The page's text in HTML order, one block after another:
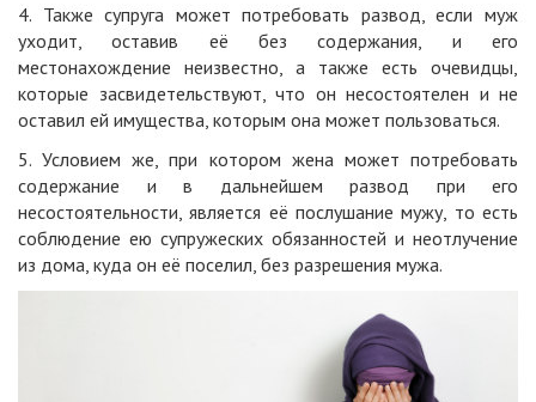
4. Также супруга может потребовать развод, если муж
уходит, оставив её без содержания, и его
местонахождение неизвестно, а также есть очевидцы,
которые засвидетельствуют, что он несостоятелен и не
оставил ей имущества, которым она может пользоваться.
5. Условием же, при котором жена может потребовать
содержание и в дальнейшем развод при его
несостоятельности, является её послушание мужу, то есть
соблюдение ею супружеских обязанностей и неотлучение
из дома, куда он её поселил, без разрешения мужа.